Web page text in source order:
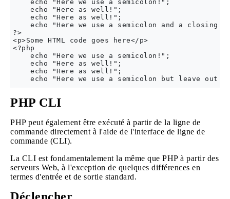
    echo "Here we use a semicolon!";
    echo "Here as well!";
    echo "Here as well!";
echo "Here we use a semicolon and a closing
?>
<p>Some HTML code goes here</p>
<?php
    echo "Here we use a semicolon!";
    echo "Here as well!";
    echo "Here as well!";
PHP CLI
PHP peut également être exécuté à partir de la ligne de
commande directement à l'aide de l'interface de ligne de
commande (CLI).
La CLI est fondamentalement la même que PHP à partir des
serveurs Web, à l'exception de quelques différences en
termes d'entrée et de sortie standard.